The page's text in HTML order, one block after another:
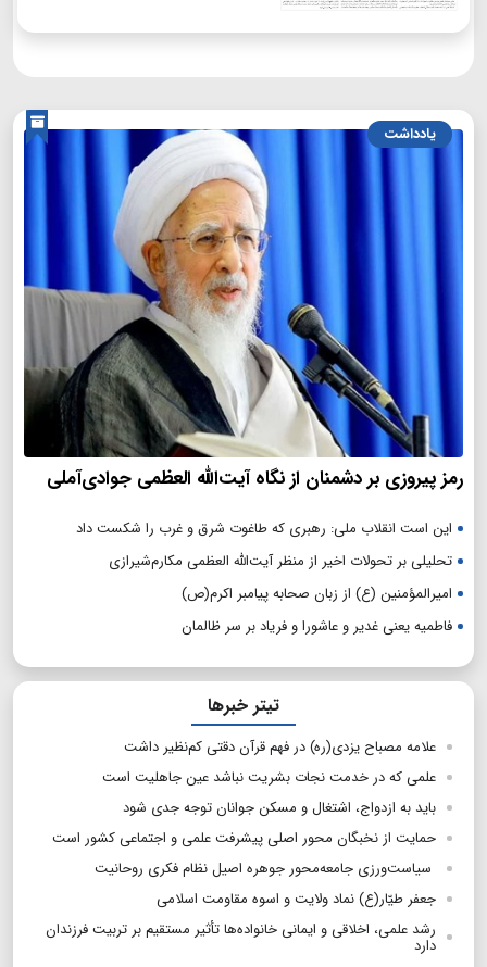
یادداشت
رمز پیروزی بر دشمنان از نگاه آیت‌الله العظمی جوادی‌آملی
این است انقلاب ملی: رهبری که طاغوت شرق و غرب را شکست داد
تحلیلی بر تحولات اخیر از منظر آیت‌الله العظمی مکارم‌شیرازی
امیرالمؤمنین (ع) از زبان صحابه پیامبر اکرم(ص)
فاطمیه یعنی غدیر و عاشورا و فریاد بر سر ظالمان
تیتر خبرها
علامه مصباح یزدی(ره) در فهم قرآن دقتی کم‌نظیر داشت
علمی که در خدمت نجات بشریت نباشد عین جاهلیت است
باید به ازدواج، اشتغال و مسکن جوانان توجه جدی شود
حمایت از نخبگان محور اصلی پیشرفت علمی و اجتماعی کشور است
سیاست‌ورزی جامعه‌محور جوهره اصیل نظام فکری روحانیت
جعفر طیّار(ع) نماد ولایت و اسوه مقاومت اسلامی
رشد علمی، اخلاقی و ایمانی خانواده‌ها تأثیر مستقیم بر تربیت فرزندان
دارد